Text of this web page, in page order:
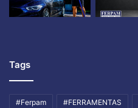
Tags
#Ferpam #FERRAMENTAS